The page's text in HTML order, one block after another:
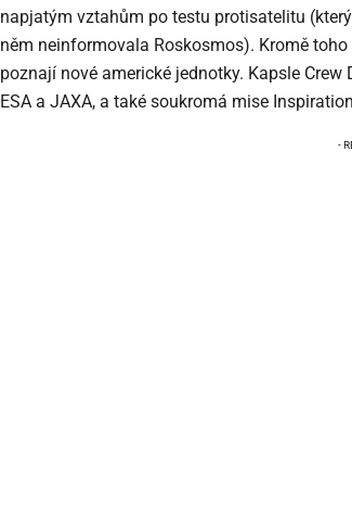
napjatým vztahům po testu protisatelitu
něm neinformovala Roskosmos). Kromě
poznají nové americké jednotky. Kapsle
ESA a JAXA, a také soukromá mise